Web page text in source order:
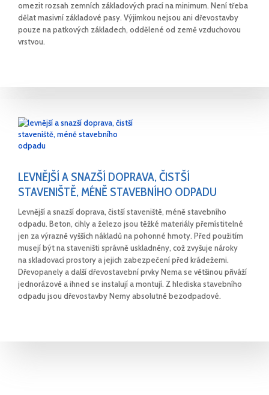
omezit rozsah zemních základových prací na minimum. Není třeba
dělat masivní základové pasy. Výjimkou nejsou ani dřevostavby
pouze na patkových základech, oddělené od země vzduchovou
vrstvou.
LEVNĚJŠÍ A SNAZŠÍ DOPRAVA, ČISTŠÍ
STAVENIŠTĚ, MÉNĚ STAVEBNÍHO ODPADU
Levnější a snazší doprava, čistší staveniště, méně stavebního
odpadu. Beton, cihly a železo jsou těžké materiály přemístitelné
jen za výrazně vyšších nákladů na pohonné hmoty. Před použitím
musejí být na staveništi správně uskladněny, což zvyšuje nároky
na skladovací prostory a jejich zabezpečení před krádežemi.
Dřevopanely a další dřevostavební prvky Nema se většinou přiváží
jednorázově a ihned se instalují a montují. Z hlediska stavebního
odpadu jsou dřevostavby Nemy absolutně bezodpadové.